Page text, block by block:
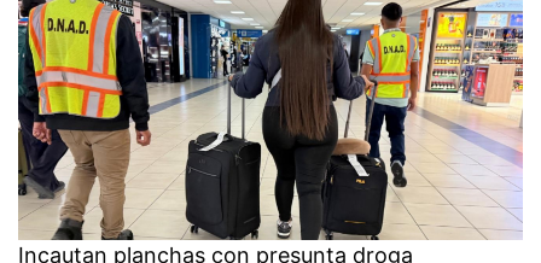
Incautan planchas con presunta droga